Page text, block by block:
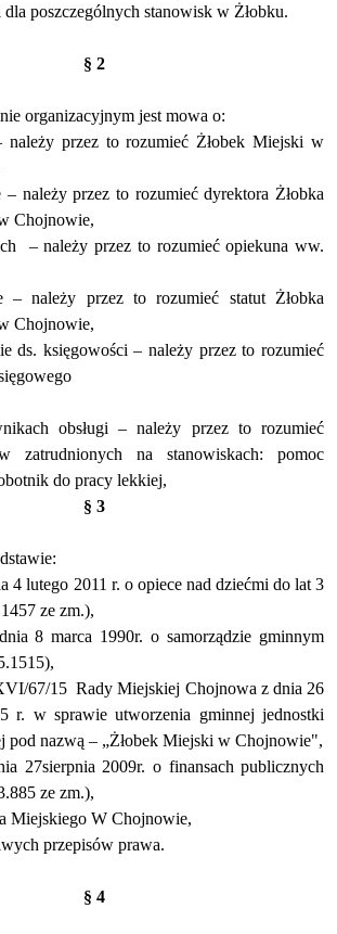
poszczególnych stanowisk w Żłobku.
§ 2
organizacyjnym jest mowa o:
należy przez to rozumieć Żłobek Miejski w
– należy przez to rozumieć dyrektora Żłobka
Chojnowie,
– należy przez to rozumieć opiekuna ww.
– należy przez to rozumieć statut Żłobka
Chojnowie,
ds. księgowości – należy przez to rozumieć
obsługi – należy przez to rozumieć
zatrudnionych na stanowiskach: pomoc
do pracy lekkiej,
§ 3
4 lutego 2011 r. o opiece nad dziećmi do lat 3
ze zm.),
dnia 8 marca 1990r. o samorządzie gminnym
67/15 Rady Miejskiej Chojnowa z dnia 26
r. w sprawie utworzenia gminnej jednostki
pod nazwą – „Żłobek Miejski w Chojnowie",
27sierpnia 2009r. o finansach publicznych
ze zm.),
Miejskiego W Chojnowie,
przepisów prawa.
§ 4